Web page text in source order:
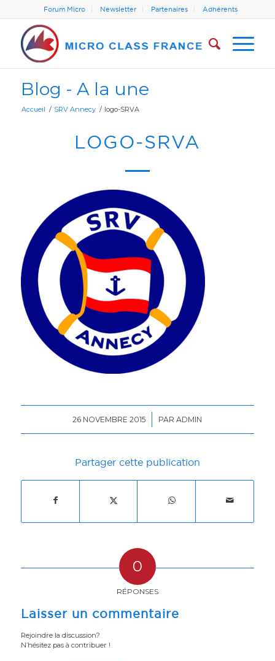
Forum Micro Newsletter Partenaires Adhérents
Blog - A la une
Accueil / SRV Annecy / logo-SRVA
LOGO-SRVA
26 NOVEMBRE 2015
/ PARADMIN
Partager cette publication
0
RÉPONSES
Laisser un commentaire
Rejoindre la discussion?
N’hésitez pas à contribuer !